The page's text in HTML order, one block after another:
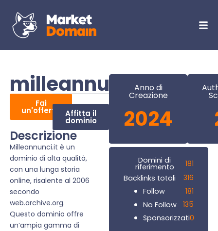
milleannunci.it
Fai
un'offerta Affitta il
dominio
Descrizione
Milleannunci.it è un
dominio di alta qualità,
con una lunga storia
online, risalente al 2006
secondo
web.archive.org.
Questo dominio offre
un’ampia gamma di
Anno di
Creazione
2024
Domini di
riferimento
181
Backlinks totali
316
Follow
181
No Follow
135
Sponsorizzati0